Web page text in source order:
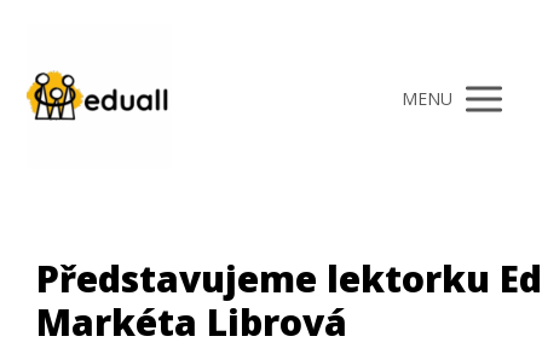
MENU
Představujeme lektorku
Markéta Librová